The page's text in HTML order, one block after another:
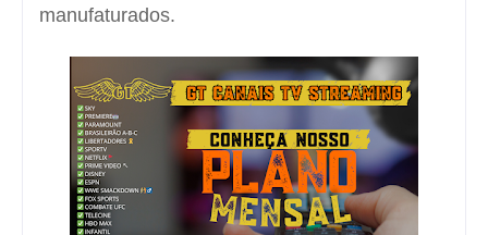
manufaturados.